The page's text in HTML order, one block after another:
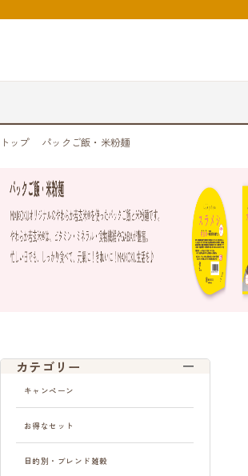
トップ パックご飯・米粉麺
カテゴリー
キャンペーン
お得なセット
目的別・ブレンド雑穀